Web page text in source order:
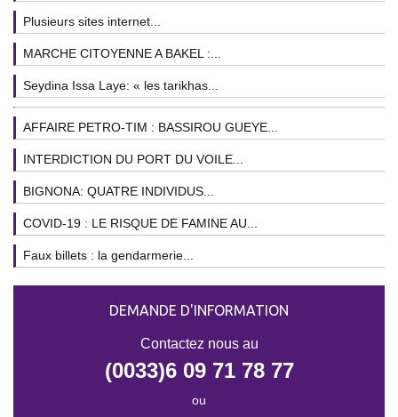
Plusieurs sites internet...
MARCHE CITOYENNE A BAKEL :...
Seydina Issa Laye: « les tarikhas...
AFFAIRE PETRO-TIM : BASSIROU GUEYE...
INTERDICTION DU PORT DU VOILE...
BIGNONA: QUATRE INDIVIDUS...
COVID-19 : LE RISQUE DE FAMINE AU...
Faux billets : la gendarmerie...
DEMANDE D'INFORMATION
Contactez nous au
(0033)6 09 71 78 77
ou